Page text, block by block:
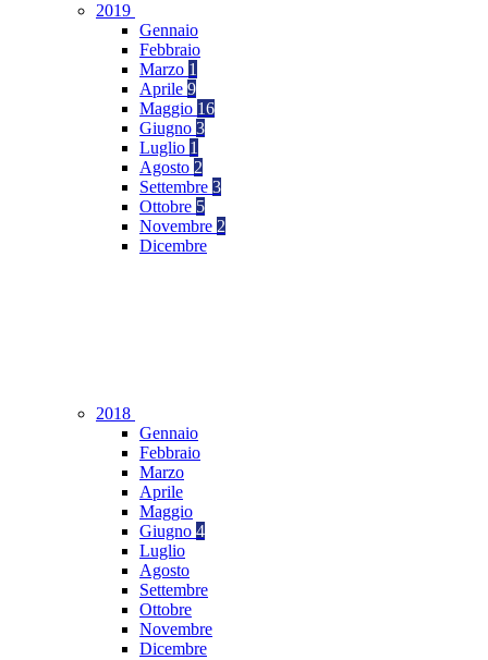
2019
Gennaio
Febbraio
Marzo 1
Aprile 9
Maggio 16
Giugno 3
Luglio 1
Agosto 2
Settembre 3
Ottobre 5
Novembre 2
Dicembre
2018
Gennaio
Febbraio
Marzo
Aprile
Maggio
Giugno 4
Luglio
Agosto
Settembre
Ottobre
Novembre
Dicembre